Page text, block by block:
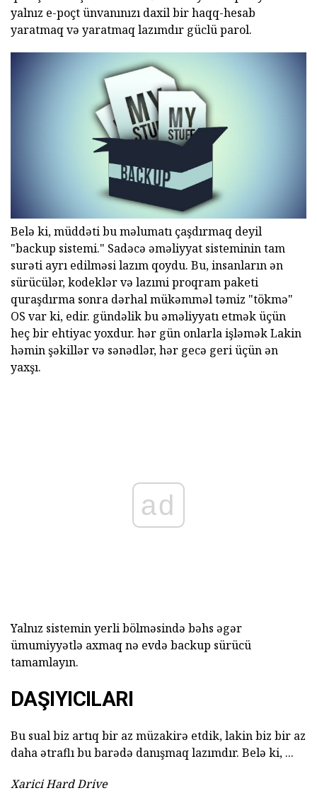
yalnız e-poçt ünvanınızı daxil bir haqq-hesab
yaratmaq və yaratmaq lazımdır güclü parol.
Belə ki, müddəti bu məlumatı çaşdırmaq deyil
"backup sistemi." Sadəcə əməliyyat sisteminin tam
surəti ayrı edilməsi lazım qoydu. Bu, insanların ən
sürücülər, kodeklər və lazımi proqram paketi
quraşdırma sonra dərhal mükəmməl təmiz "tökmə"
OS var ki, edir. gündəlik bu əməliyyatı etmək üçün
heç bir ehtiyac yoxdur. hər gün onlarla işləmək Lakin
həmin şəkillər və sənədlər, hər gecə geri üçün ən
yaxşı.
ad
Yalnız sistemin yerli bölməsində bəhs əgər
ümumiyyətlə axmaq nə evdə backup sürücü
tamamlayın.
DAŞIYICILARI
Bu sual biz artıq bir az müzakirə etdik, lakin biz bir az
daha ətraflı bu barədə danışmaq lazımdır. Belə ki, ...
Xarici Hard Drive